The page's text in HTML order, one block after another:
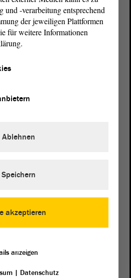
Anhalt
und -verarbeitung entsprechend
der jeweiligen Plattformen
für weitere Informationen
akzeptieren
Ablehnen
Speichern
anzeigen
| Datenschutz